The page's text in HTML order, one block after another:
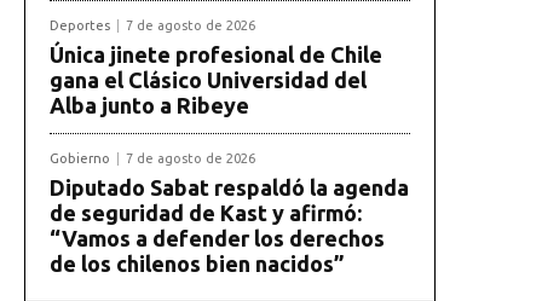
Deportes 7 de agosto de 2026
Única jinete profesional de Chile
gana el Clásico Universidad del
Alba junto a Ribeye
Gobierno 7 de agosto de 2026
Diputado Sabat respaldó la agenda
de seguridad de Kast y afirmó:
“Vamos a defender los derechos
de los chilenos bien nacidos”